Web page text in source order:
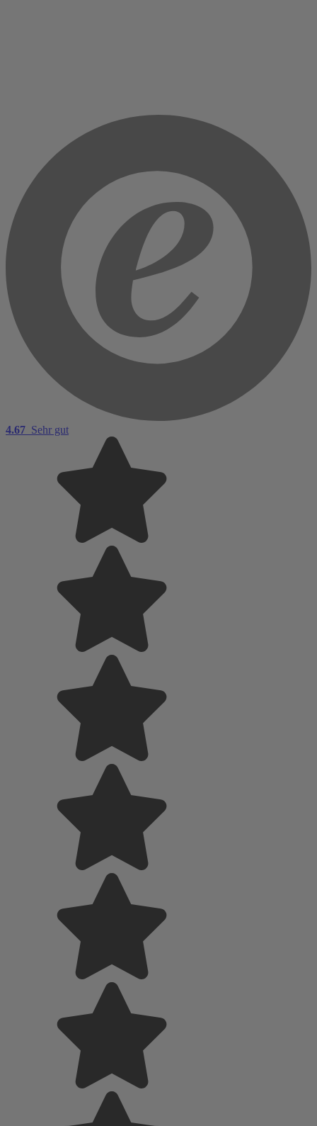
4.67 Sehr gut